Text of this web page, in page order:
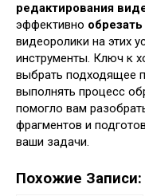
редактирования
эффективно
видеоролики на этих
инструменты. Ключ к
выбрать подходящее
выполнять процесс
помогло вам
фрагментов и
ваши задачи.
Похожие Записи: